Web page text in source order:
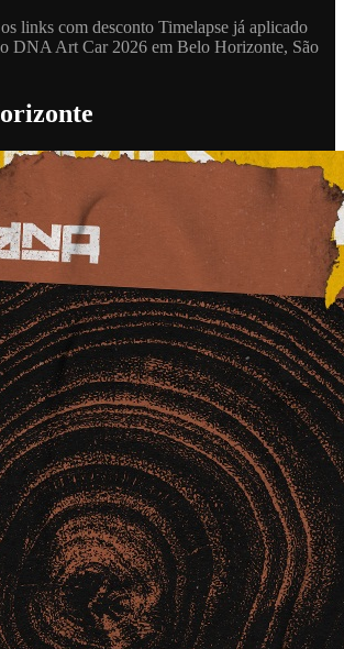
links com desconto Timelapse já aplicado
DNA Art Car 2026 em Belo Horizonte, São